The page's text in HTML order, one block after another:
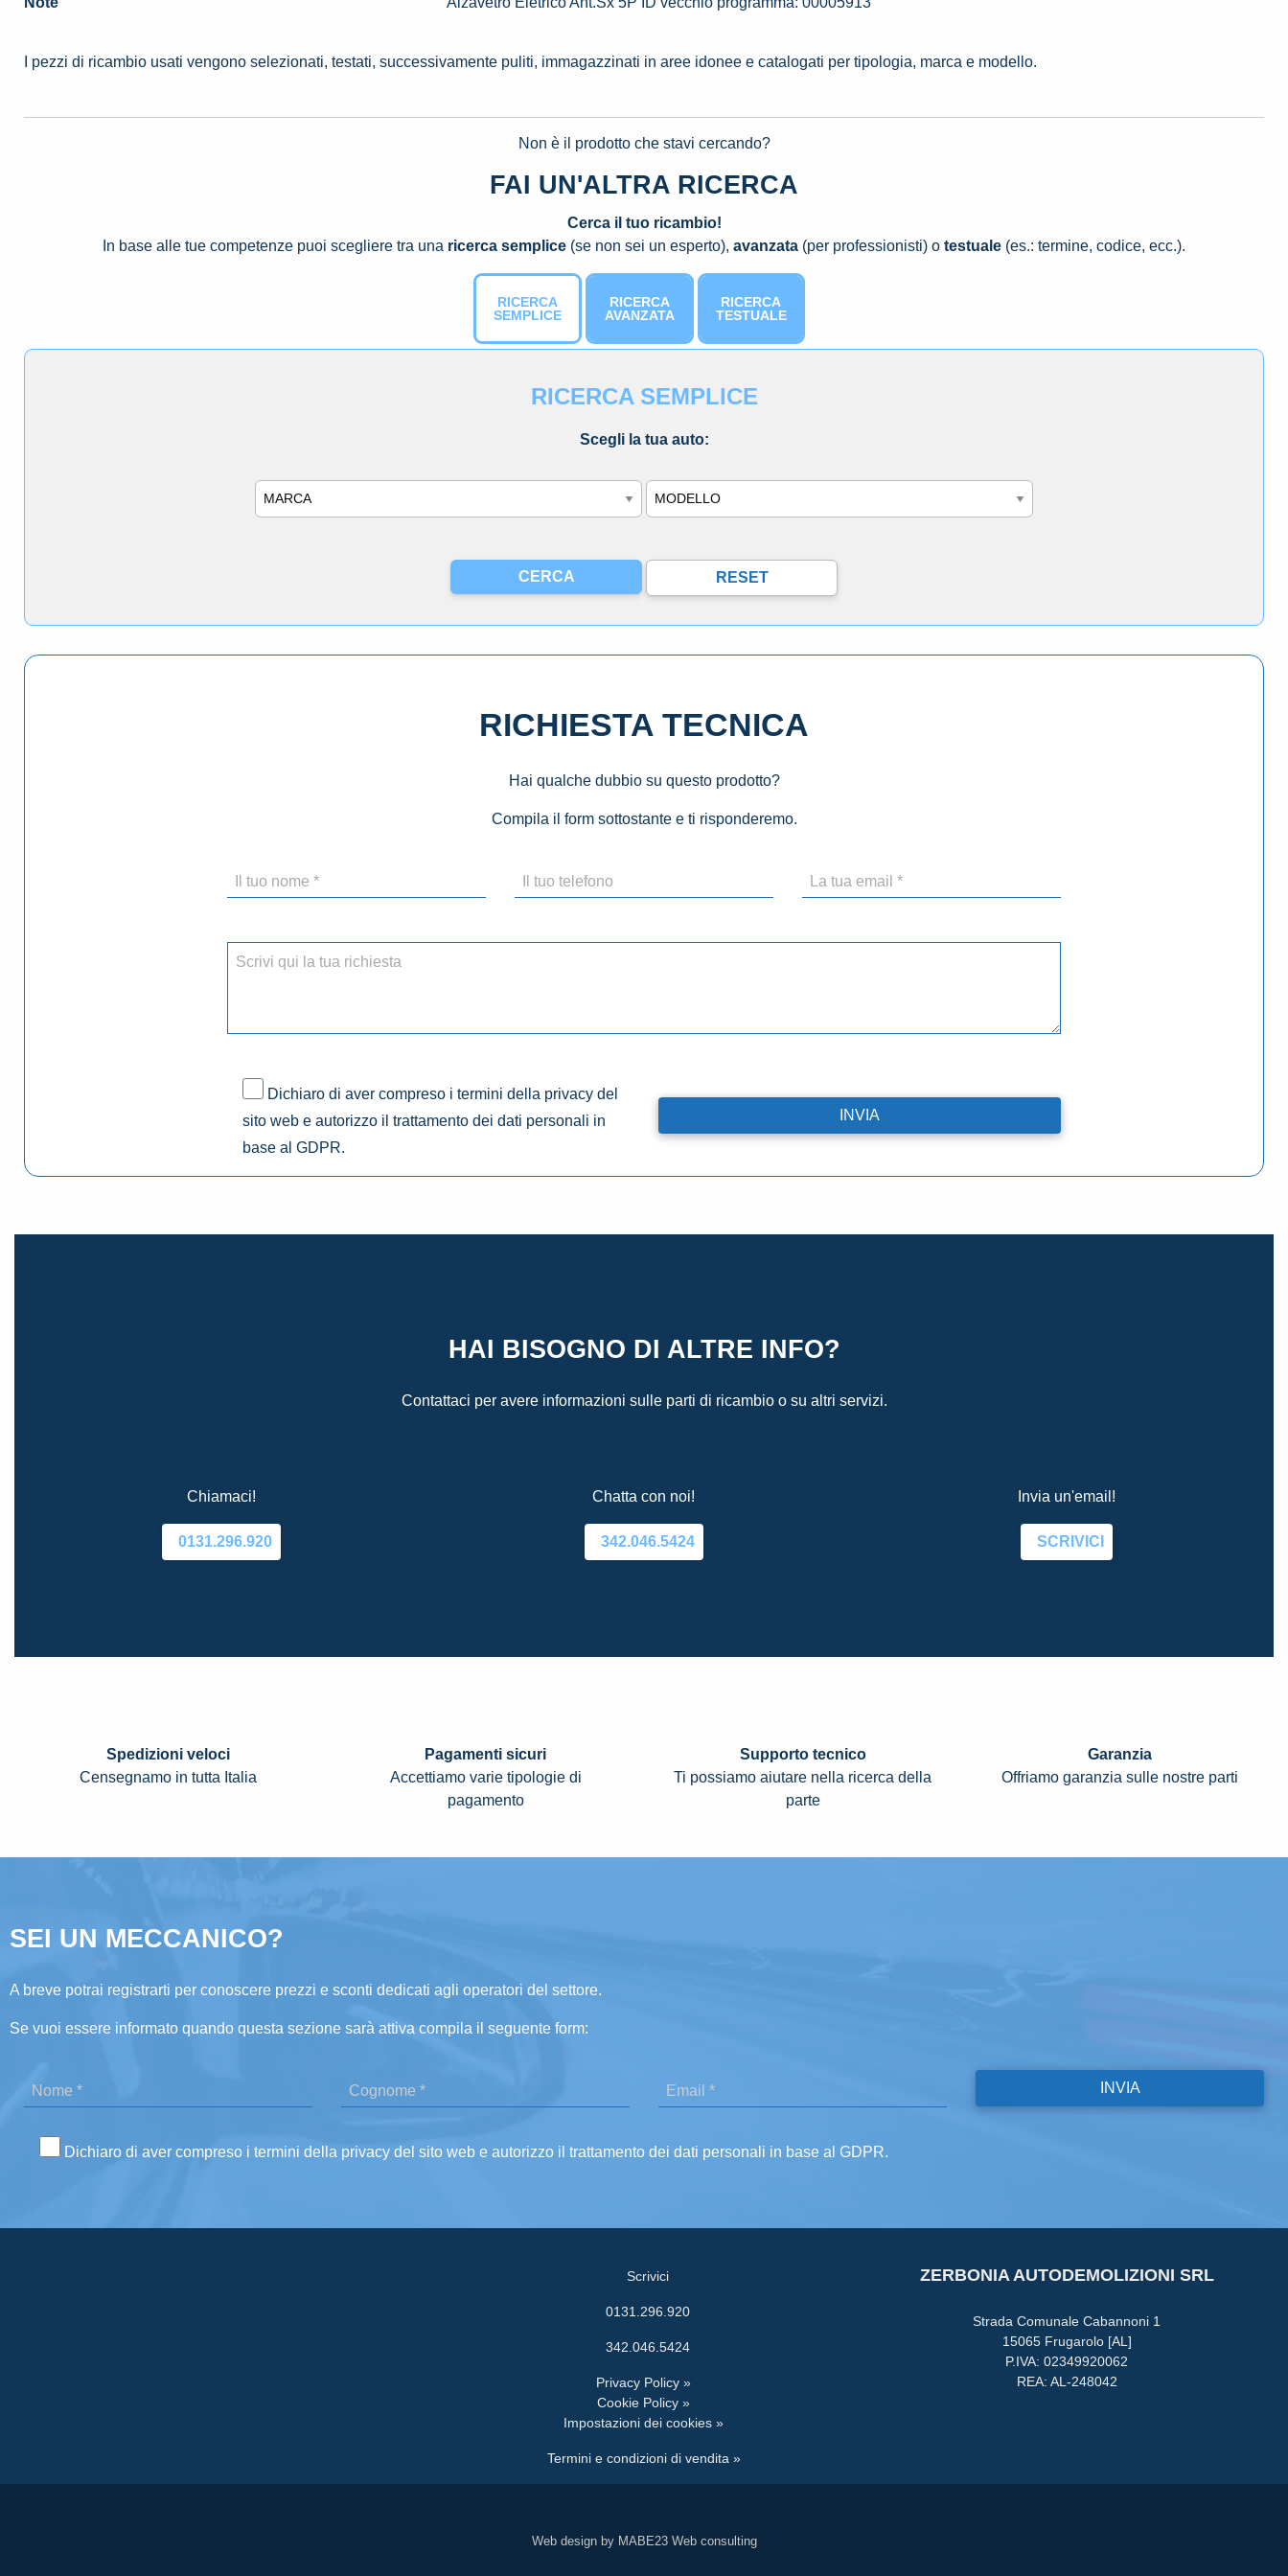
I pezzi di ricambio usati vengono selezionati, testati, successivamente puliti, immagazzinati in aree idonee e catalogati per tipologia, marca e modello.
Non è il prodotto che stavi cercando?
FAI UN'ALTRA RICERCA
Cerca il tuo ricambio!
In base alle tue competenze puoi scegliere tra una ricerca semplice (se non sei un esperto), avanzata (per professionisti) o testuale (es.: termine, codice, ecc.).
RICERCA
SEMPLICE
RICERCA
AVANZATA
RICERCA
TESTUALE
RICERCA SEMPLICE
Scegli la tua auto:
Marca Modello
RICHIESTA TECNICA
Hai qualche dubbio su questo prodotto?
Compila il form sottostante e ti risponderemo.
Dichiaro di aver compreso i termini della privacy del
sito web e autorizzo il trattamento dei dati personali in
base al GDPR.
HAI BISOGNO DI ALTRE INFO?
Contattaci per avere informazioni sulle parti di ricambio o su altri servizi.
Chiamaci!
0131.296.920
Chatta con noi!
342.046.5424
Invia un'email!
SCRIVICI
Spedizioni veloci
Censegnamo in tutta Italia
Pagamenti sicuri
Accettiamo varie tipologie di
pagamento
Supporto tecnico
Ti possiamo aiutare nella ricerca della
parte
Garanzia
Offriamo garanzia sulle nostre parti
SEI UN MECCANICO?
A breve potrai registrarti per conoscere prezzi e sconti dedicati agli operatori del settore.
Se vuoi essere informato quando questa sezione sarà attiva compila il seguente form:
Dichiaro di aver compreso i termini della privacy del sito web e autorizzo il trattamento dei dati personali in base al GDPR.
Scrivici
0131.296.920
342.046.5424
Privacy Policy »
Cookie Policy »
Impostazioni dei cookies »
Termini e condizioni di vendita »
ZERBONIA AUTODEMOLIZIONI SRL
Strada Comunale Cabannoni 1
15065 Frugarolo [AL]
P.IVA: 02349920062
REA: AL-248042
Web design by MABE23 Web consulting